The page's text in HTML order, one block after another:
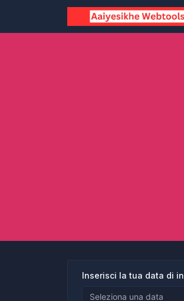
Inserisci la tua data di